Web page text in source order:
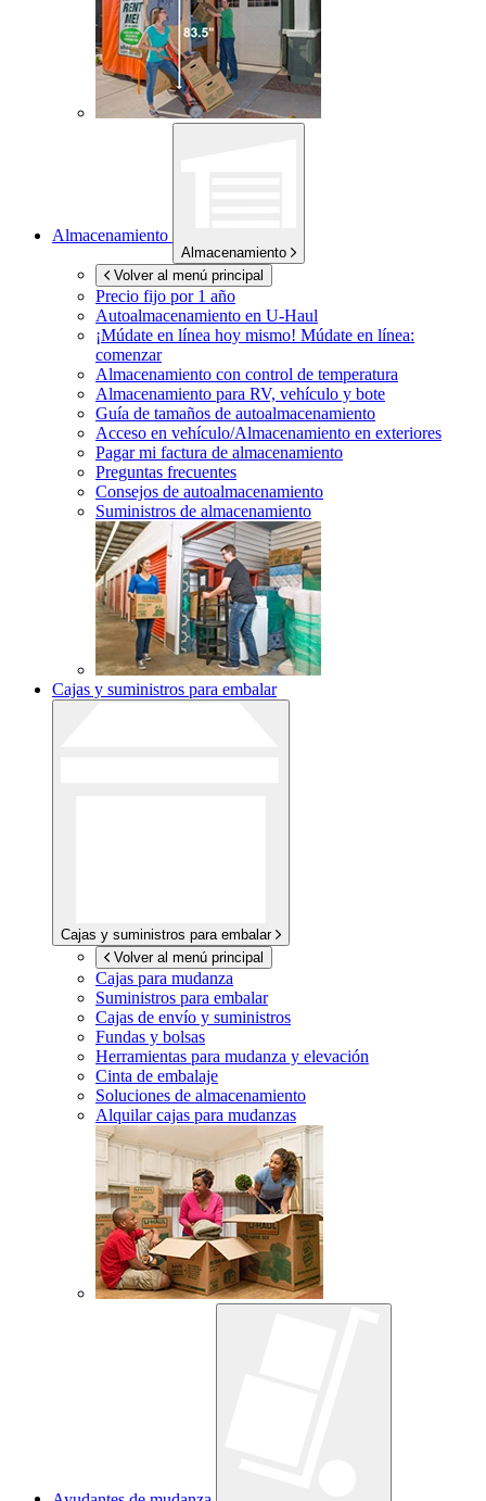
Almacenamiento
Almacenamiento
Volver al menú principal
Precio fijo por 1 año
Autoalmacenamiento en U-Haul
¡Múdate en línea hoy mismo! Múdate en línea:
comenzar
Almacenamiento con control de temperatura
Almacenamiento para RV, vehículo y bote
Guía de tamaños de autoalmacenamiento
Acceso en vehículo/Almacenamiento en exteriores
Pagar mi factura de almacenamiento
Preguntas frecuentes
Consejos de autoalmacenamiento
Suministros de almacenamiento
Cajas y suministros para embalar
Cajas y suministros para embalar
Volver al menú principal
Cajas para mudanza
Suministros para embalar
Cajas de envío y suministros
Fundas y bolsas
Herramientas para mudanza y elevación
Cinta de embalaje
Soluciones de almacenamiento
Alquilar cajas para mudanzas